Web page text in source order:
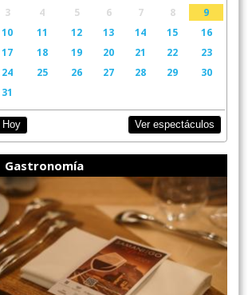
3
4 5 6 7 8
9
10
11 12 13 14 15
16
17
18 19 20 21 22
23
24
25 26 27 28 29
30
31
Hoy Ver espectáculos
Gastronomía